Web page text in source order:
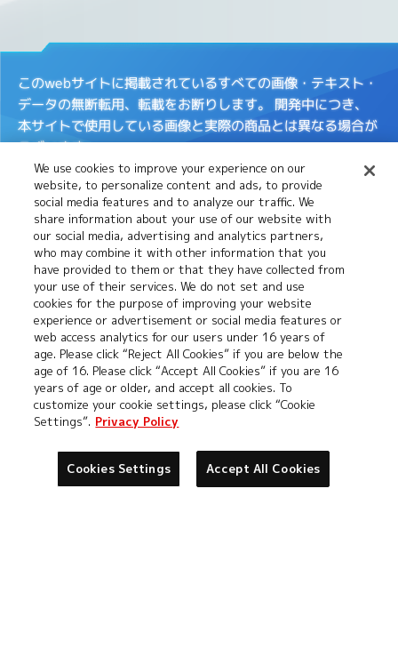
このwebサイトに掲載されているすべての画像・テキスト・
データの無断転用、転載をお断りします。 開発中につき、
本サイトで使用している画像と実際の商品とは異なる場合が
ございます。
※Apple、Appleのロゴは、米国もしくはその他の国や地域
におけるApple Inc.の商標です。App Storeは、Apple
Inc.のサービスマークです。
※Google Playおよび Google Play ロゴは、Google LLCの
商標または登録商標です。
※デジカ及びデジカのロゴは、株式会社バンダイの登録商標
または商標です。
推奨環境について Cookies
Settings
プライバシーポリシー プライバシーノーティス
We use cookies to improve your experience on our
website, to personalize content and ads, to provide
social media features and to analyze our traffic. We
share information about your use of our website with
our social media, advertising and analytics partners,
who may combine it with other information that you
have provided to them or that they have collected from
your use of their services. We do not set and use
cookies for the purpose of improving your website
experience or advertisement or social media features or
web access analytics for our users under 16 years of
age. Please click “Reject All Cookies” if you are below the
age of 16. Please click “Accept All Cookies” if you are 16
years of age or older, and accept all cookies. To
customize your cookie settings, please click “Cookie
Settings”. Privacy Policy
Cookies Settings Accept All Cookies